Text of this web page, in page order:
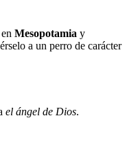
Mesopotamia y
a un perro de carácter
el ángel de Dios.